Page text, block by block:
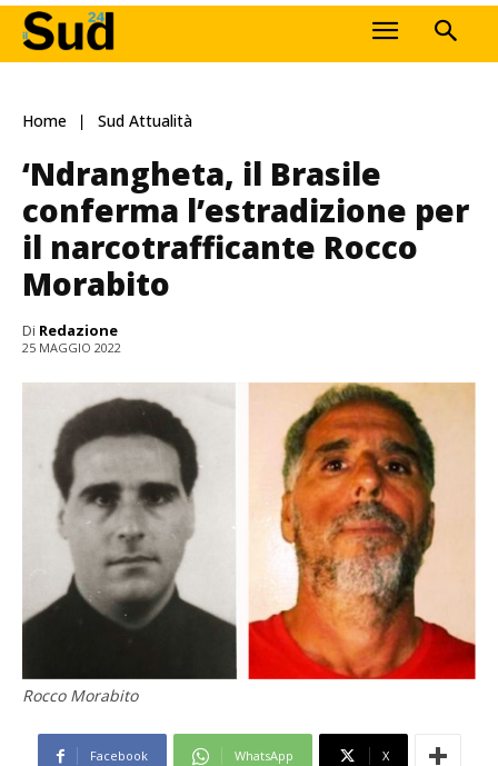
Home Sud Attualità
‘Ndrangheta, il Brasile
conferma l’estradizione per
il narcotrafficante Rocco
Morabito
Di Redazione
25 MAGGIO 2022
Rocco Morabito
Facebook WhatsApp X